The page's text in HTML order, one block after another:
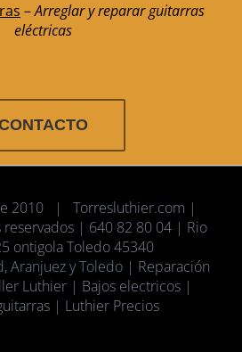
–Arreglar y reparar guitarras
eléctricas
2010 | Torresluthier.com |
reservados | 640 82 80 04 | Rio
ontigola Toledo 45340
Aranjuez y Toledo | Reparación
Luthier | Bajos electricos |
| Luthier Precios